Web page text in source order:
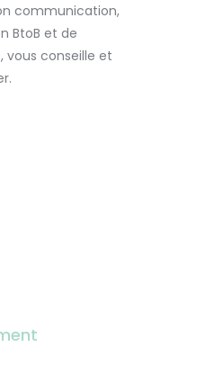
communication,
BtoB et de
vous conseille et